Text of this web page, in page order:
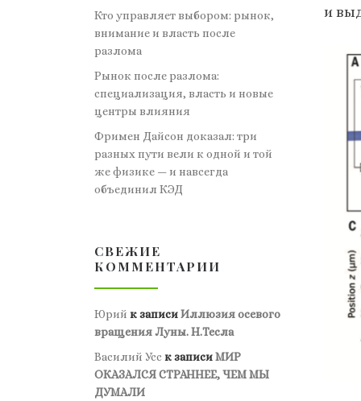
и
Кто управляет выбором: рынок,
внимание и власть после
разлома
Рынок после разлома:
специализация, власть и новые
центры влияния
Фримен Дайсон доказал: три
разных пути вели к одной и той
же физике — и навсегда
объединил КЭД
СВЕЖИЕ
КОММЕНТАРИИ
Юрий к записиИллюзия осевого
вращения Луны. Н.Тесла
Василий Усс к записиМИР
ОКАЗАЛСЯ СТРАННЕЕ, ЧЕМ МЫ
ДУМАЛИ